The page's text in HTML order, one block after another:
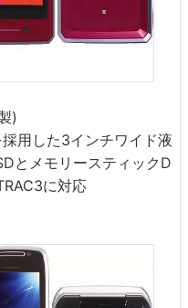
)
用した3インチワイド液
とメモリースティックD
に対応